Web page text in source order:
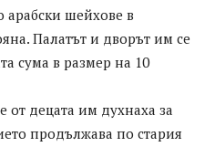
арабски шейхове в
Палатът и дворът им се
сума в размер на 10
от децата им духнаха за
продължава по стария